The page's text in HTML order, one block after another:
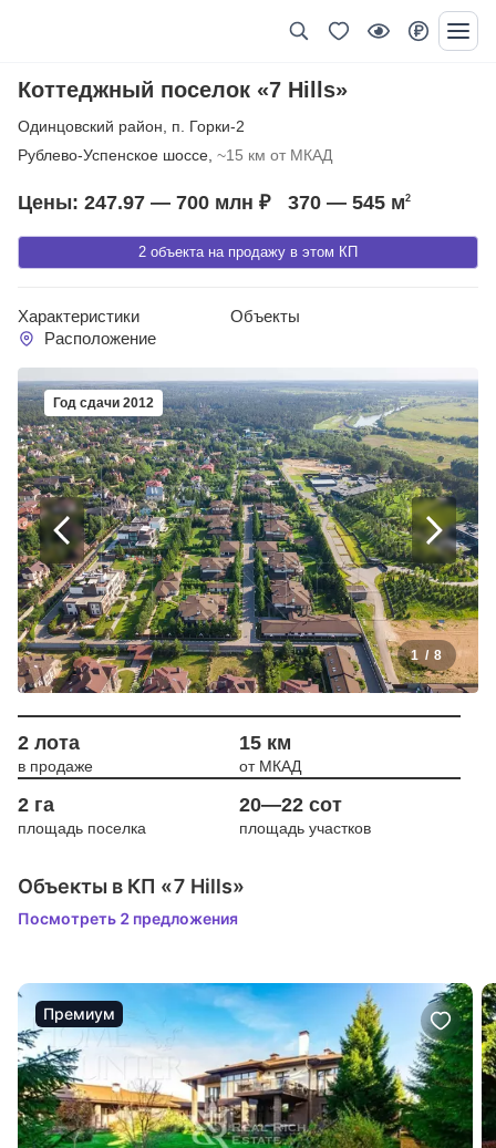
Коттеджный поселок «7 Hills»
Одинцовский район
п. Горки-2
Рублево-Успенское шоссе, ~15 км от МКАД
2 объекта на продажу в этом КП
Цены: 247.97 — 700 млн ₽ 370 — 545 м2
Характеристики
Объекты
Расположение
Год сдачи 2012
1 / 8
2 лота
в продаже
15 км
от МКАД
2 га
площадь поселка
20—22 сот
площадь участков
Объекты в КП «7 Hills»
Посмотреть 2 предложения
Премиум